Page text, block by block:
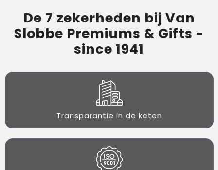
De 7 zekerheden bij Van
Slobbe Premiums & Gifts -
since 1941
Transparantie in de keten